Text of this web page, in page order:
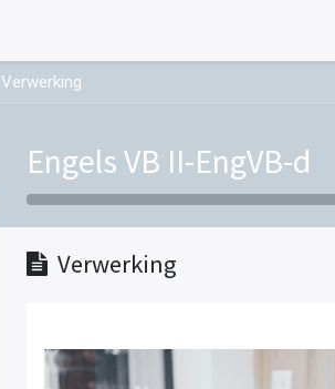
Verwerking
Engels VB II-EngVB-d
Verwerking